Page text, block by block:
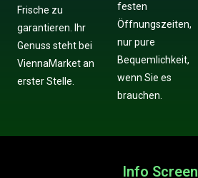
Frische zu
garantieren. Ihr
Genuss steht bei
ViennaMarket an
erster Stelle.
festen
Öffnungszeiten,
nur pure
Bequemlichkeit,
wenn Sie es
brauchen.
Info Screen